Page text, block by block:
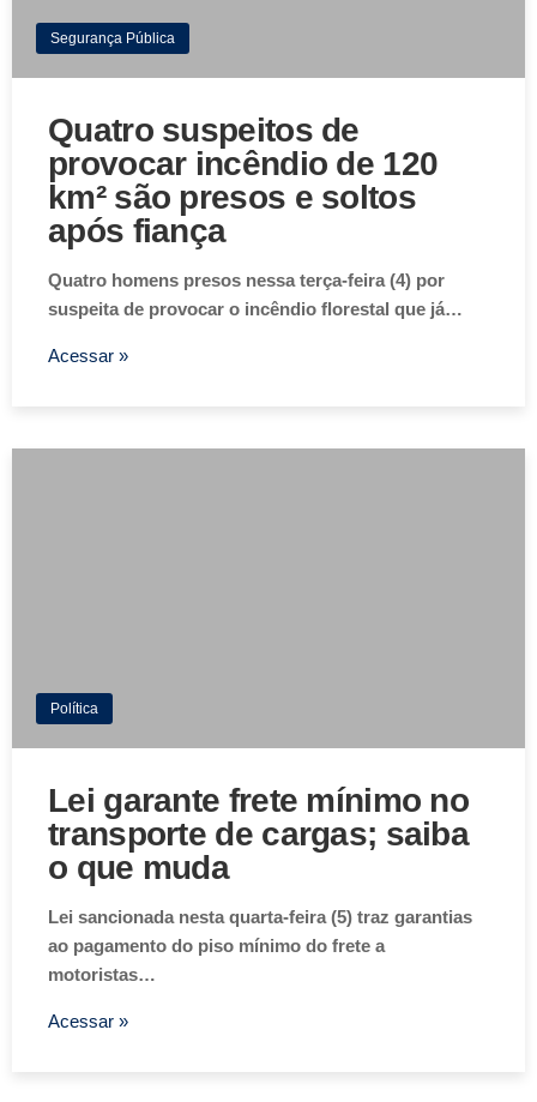
Segurança Pública
Quatro suspeitos de
provocar incêndio de 120
km² são presos e soltos
após fiança
Quatro homens presos nessa terça-feira (4) por
suspeita de provocar o incêndio florestal que já…
Acessar »
Política
Lei garante frete mínimo no
transporte de cargas; saiba
o que muda
Lei sancionada nesta quarta-feira (5) traz garantias
ao pagamento do piso mínimo do frete a
motoristas…
Acessar »